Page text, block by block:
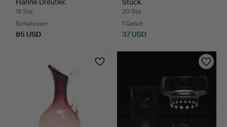
Hanne Dreutler.
19 Std
Schätzwert
85 USD
Stück.
20 Std
1 Gebot
37 USD